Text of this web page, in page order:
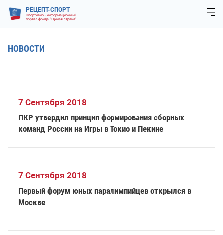
РЕЦЕПТ-СПОРТ
Спортивно - информационный
портал фонда "Единая страна"
НОВОСТИ
7 Сентября 2018
ПКР утвердил принцип формирования сборных
команд России на Игры в Токио и Пекине
7 Сентября 2018
Первый форум юных паралимпийцев открылся в
Москве